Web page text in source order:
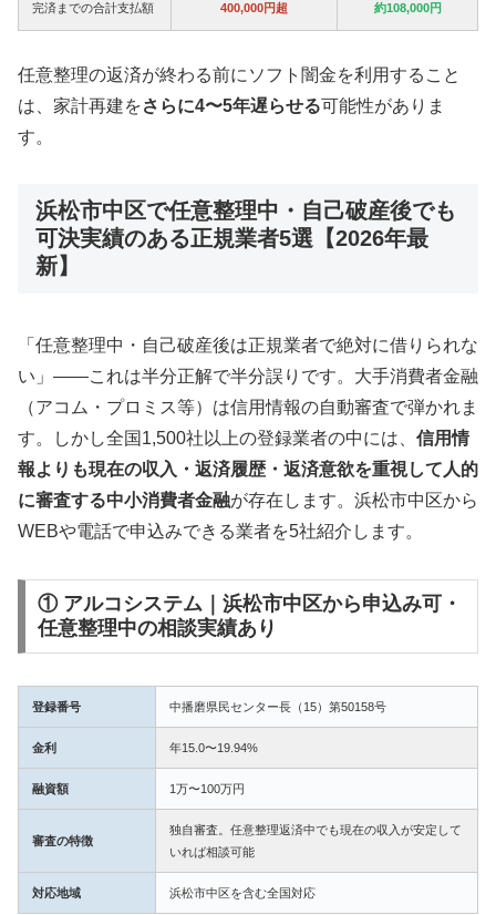
完済までの合計支払額 400,000円超 約108,000円
任意整理の返済が終わる前にソフト闇金を利用すること
は、家計再建をさらに4〜5年遅らせる可能性がありま
す。
浜松市中区で任意整理中・自己破産後でも
可決実績のある正規業者5選【2026年最
新】
「任意整理中・自己破産後は正規業者で絶対に借りられな
い」——これは半分正解で半分誤りです。大手消費者金融
（アコム・プロミス等）は信用情報の自動審査で弾かれま
す。しかし全国1,500社以上の登録業者の中には、 信用情
報よりも現在の収入・返済履歴・返済意欲を重視して人的
に審査する中小消費者金融が存在します。浜松市中区から
WEBや電話で申込みできる業者を5社紹介します。
① アルコシステム｜浜松市中区から申込み可・
任意整理中の相談実績あり
登録番号 中播磨県民センター長（15）第50158号
金利 年15.0〜19.94%
融資額 1万〜100万円
審査の特徴
独自審査。任意整理返済中でも現在の収入が安定して
いれば相談可能
対応地域 浜松市中区を含む全国対応